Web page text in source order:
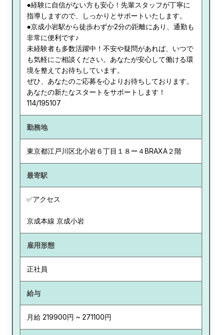
●経験に自信がない方も安心！先輩スタッフが丁寧に
指導しますので、しっかりとサポートいたします。
●京成小岩駅から徒歩わずか2分の距離にあり、通勤も
非常に便利です♪
未経験者も多数活躍中！不安や疑問があれば、いつで
も気軽にご相談ください。あなたが安心して働ける環
境を整えてお待ちしています。
ぜひ、あなたのご応募を心よりお待ちしております。
あなたの新たなスタートをサポートします！
114/195107
勤務地
東京都江戸川区北小岩６丁目１８ー４BRAXA２階
最寄駅
✅アクセス
京成本線 京成小岩
雇用形態
正社員
給与
月給 219900円 ~ 271100円